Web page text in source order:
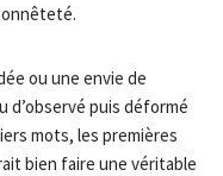
ou une envie de
d’observé puis déformé
mots, les premières
bien faire une véritable